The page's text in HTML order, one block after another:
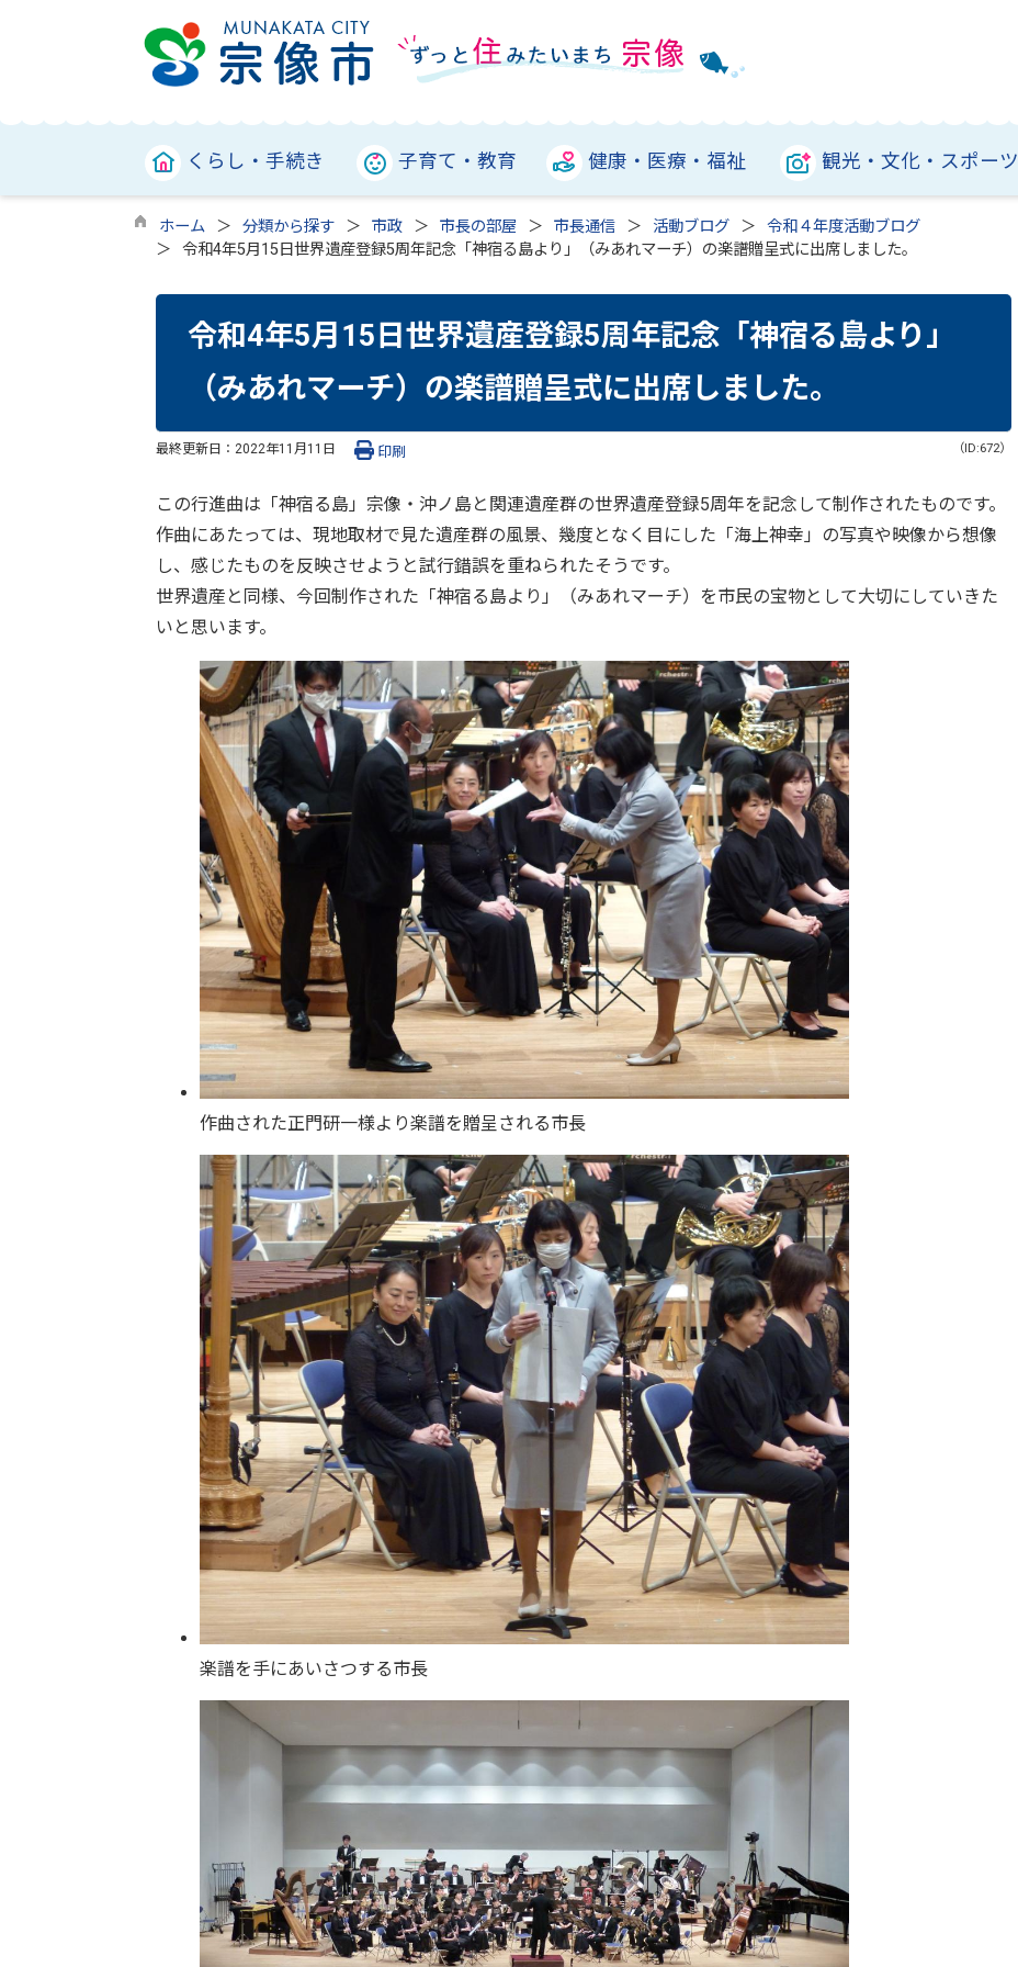
くらし・手続き 子育て・教育 健康・医療・福祉 観光・文化・スポーツ
ホーム 分類から探す 市政 市長の部屋 市長通信 活動ブログ
令和４年度活動ブログ
令和4年5月15日世界遺産登録5周年記念「神宿る島より」（みあれマーチ）の楽譜贈呈式に出席しました。
令和4年5月15日世界遺産登録5周年記念「神宿る島より」
（みあれマーチ）の楽譜贈呈式に出席しました。
最終更新日： 2022年11月11日 （ID:672）
印刷
この行進曲は「神宿る島」宗像・沖ノ島と関連遺産群の世界遺産登録5周年を記念して制作されたものです。
作曲にあたっては、現地取材で見た遺産群の風景、幾度となく目にした「海上神幸」の写真や映像から想像
し、感じたものを反映させようと試行錯誤を重ねられたそうです。
世界遺産と同様、今回制作された「神宿る島より」（みあれマーチ）を市民の宝物として大切にしていきた
いと思います。
作曲された正門研一様より楽譜を贈呈される市長
楽譜を手にあいさつする市長